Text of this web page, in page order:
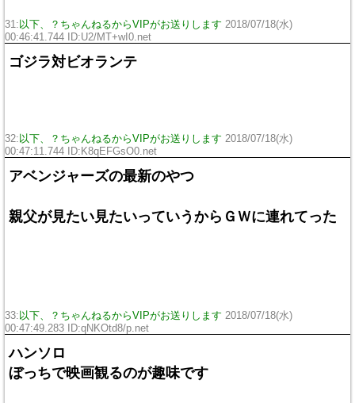
31: 以下、？ちゃんねるからVIPがお送りします 2018/07/18(水)
00:46:41.744 ID:U2/MT+wI0.net
ゴジラ対ビオランテ
32: 以下、？ちゃんねるからVIPがお送りします 2018/07/18(水)
00:47:11.744 ID: K8qEFGsO0.net
アベンジャーズの最新のやつ
親父が見たい見たいっていうからＧＷに連れてった
33: 以下、？ちゃんねるからVIPがお送りします 2018/07/18(水)
00:47:49.283 ID:qNKOtd8/p.net
ハンソロ
ぼっちで映画観るのが趣味です